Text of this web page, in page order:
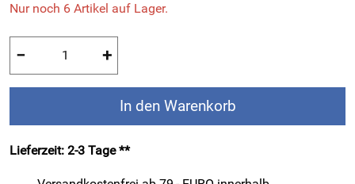
Nur noch 6 Artikel auf Lager.
− +
In den Warenkorb
Lieferzeit: 2-3 Tage **